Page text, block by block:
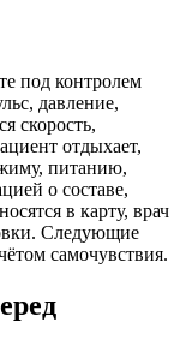
под контролем
давление,
скорость,
отдыхает,
питанию,
о составе,
в карту, врач
Следующие
самочувствия.